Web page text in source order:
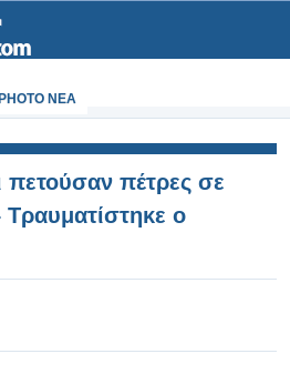
PHOTO NEA
πετούσαν πέτρες σε
ο